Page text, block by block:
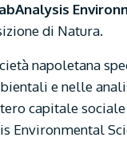
di Natura.
napoletana
e nelle
capitale
Environmental